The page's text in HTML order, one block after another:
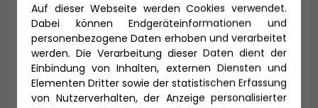
Titel
Auf dieser Webseite werden Cookies verwendet.
Dabei können Endgeräteinformationen und
personenbezogene Daten erhoben und verarbeitet
werden. Die Verarbeitung dieser Daten dient der
Einbindung von Inhalten, externen Diensten und
Elementen Dritter sowie der statistischen Erfassung
von Nutzerverhalten, der Anzeige personalisierter